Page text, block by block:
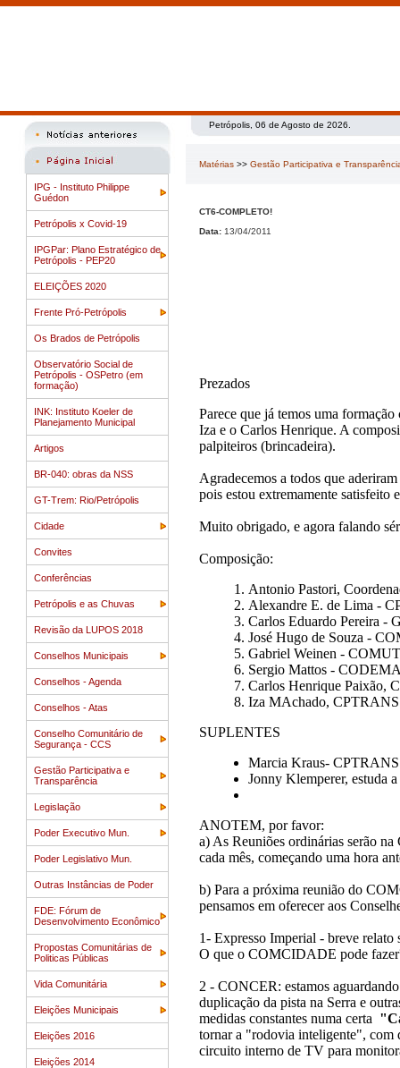
IPG - Instituto Philippe
Guédon
Petrópolis x Covid-19
IPGPar: Plano Estratégico de
Petrópolis - PEP20
ELEIÇÕES 2020
Frente Pró-Petrópolis
Os Brados de Petrópolis
Observatório Social de
Petrópolis - OSPetro (em
formação)
INK: Instituto Koeler de
Planejamento Municipal
Artigos
BR-040: obras da NSS
GT-Trem: Rio/Petrópolis
Cidade
Convites
Conferências
Petrópolis e as Chuvas
Revisão da LUPOS 2018
Conselhos Municipais
Conselhos - Agenda
Conselhos - Atas
Conselho Comunitário de
Segurança - CCS
Gestão Participativa e
Transparência
Legislação
Poder Executivo Mun.
Poder Legislativo Mun.
Outras Instâncias de Poder
FDE: Fórum de
Desenvolvimento Econômico
Propostas Comunitárias de
Politicas Públicas
Vida Comunitária
Eleições Municipais
Eleições 2016
Eleições 2014
Petrópolis, 06 de Agosto de 2026.
Matérias >> Gestão Participativa e
CT6-COMPLETO!
Data: 13/04/2011
Prezados
Parece que já temos uma
Iza e o Carlos Henrique. A
palpiteiros (brincadeira).
Agradecemos a todos que
pois estou extremamente satisfeito
Muito obrigado, e agora falando
Composição:
Antonio Pastori,
Alexandre E. de Lima -
Carlos Eduardo Pereira
José Hugo de Souza -
Gabriel Weinen -
Sergio Mattos -
Carlos Henrique Paixão,
Iza MAchado, CPTRANS
SUPLENTES
Marcia Kraus-
Jonny Klemperer, estuda
ANOTEM, por favor:
a) As Reuniões ordinárias serão
cada mês, começando uma hora
b) Para a próxima reunião do
pensamos em oferecer aos
1- Expresso Imperial - breve relato
O que o COMCIDADE pode
2 - CONCER: estamos
duplicação da pista na Serra e
medidas constantes numa certa
tornar a "rodovia inteligente", com
circuito interno de TV para